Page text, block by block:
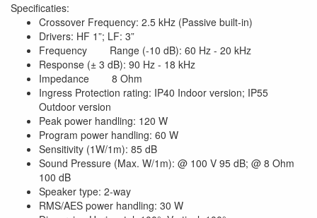
Specificaties:
Crossover Frequency: 2.5 kHz (Passive built-in)
Drivers: HF 1”; LF: 3”
Frequency Range (-10 dB): 60 Hz - 20 kHz
Response (± 3 dB): 90 Hz - 18 kHz
Impedance 8 Ohm
Ingress Protection rating: IP40 Indoor version; IP55
Outdoor version
Peak power handling: 120 W
Program power handling: 60 W
Sensitivity (1W/1m): 85 dB
Sound Pressure (Max. W/1m): @ 100 V 95 dB; @ 8 Ohm
100 dB
Speaker type: 2-way
RMS/AES power handling: 30 W